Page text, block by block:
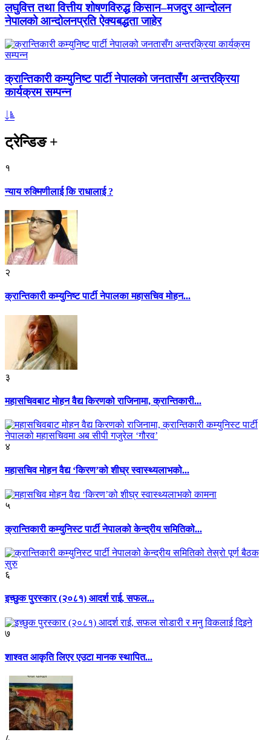
लघुवित्त तथा वित्तीय शोषणविरुद्ध किसान–मजदुर आन्दोलन
नेपालको आन्दोलनप्रति ऐक्यबद्धता जाहेर
क्रान्तिकारी कम्युनिष्ट पार्टी नेपालको जनतासँग अन्तरक्रिया
कार्यक्रम सम्पन्न
ट्रेन्डिङ+
१
न्याय रुक्मिणीलाई कि राधालाई ?
२
क्रान्तिकारी कम्युनिष्ट पार्टी नेपालका महासचिव मोहन...
३
महासचिवबाट मोहन वैद्य किरणको राजिनामा, क्रान्तिकारी...
४
महासचिव मोहन वैद्य ‘किरण’को शीघ्र स्वास्थ्यलाभको...
५
क्रान्तिकारी कम्युनिस्ट पार्टी नेपालको केन्द्रीय समितिको...
६
इच्छुक पुरस्कार (२०८१) आदर्श राई, सफल...
७
शाश्वत आकृति लिएर एउटा मानक स्थापित...